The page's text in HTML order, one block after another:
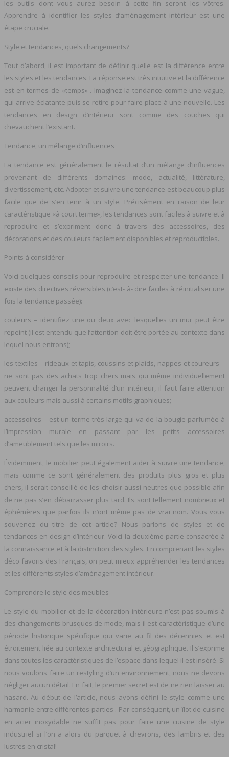
les outils dont vous aurez besoin à cette fin seront les vôtres.
Apprendre à identifier les styles d’aménagement intérieur est une
étape cruciale.
Style et tendances, quels changements?
Tout d’abord, il est important de définir quelle est la différence entre
les styles et les tendances. La réponse est très intuitive et la différence
est en termes de «temps» . Imaginez la tendance comme une vague,
qui arrive éclatante puis se retire pour faire place à une nouvelle. Les
tendances en design d’intérieur sont comme des couches qui
chevauchent l’existant.
Tendance, un mélange d’influences
La tendance est généralement le résultat d’un mélange d’influences
provenant de différents domaines: mode, actualité, littérature,
divertissement, etc. Adopter et suivre une tendance est beaucoup plus
facile que de s’en tenir à un style. Précisément en raison de leur
caractéristique «à court terme», les tendances sont faciles à suivre et à
reproduire et s’expriment donc à travers des accessoires, des
décorations et des couleurs facilement disponibles et reproductibles.
Points à considérer
Voici quelques conseils pour reproduire et respecter une tendance. Il
existe des directives réversibles (c’est- à- dire faciles à réinitialiser une
fois la tendance passée):
couleurs – identifiez une ou deux avec lesquelles un mur peut être
repeint (il est entendu que l’attention doit être portée au contexte dans
lequel nous entrons);
les textiles – rideaux et tapis, coussins et plaids, nappes et coureurs –
ne sont pas des achats trop chers mais qui même individuellement
peuvent changer la personnalité d’un intérieur, il faut faire attention
aux couleurs mais aussi à certains motifs graphiques;
accessoires – est un terme très large qui va de la bougie parfumée à
l’impression murale en passant par les petits accessoires
d’ameublement tels que les miroirs.
Évidemment, le mobilier peut également aider à suivre une tendance,
mais comme ce sont généralement des produits plus gros et plus
chers, il serait conseillé de les choisir aussi neutres que possible afin
de ne pas s’en débarrasser plus tard. Ils sont tellement nombreux et
éphémères que parfois ils n’ont même pas de vrai nom. Vous vous
souvenez du titre de cet article? Nous parlons de styles et de
tendances en design d’intérieur. Voici la deuxième partie consacrée à
la connaissance et à la distinction des styles. En comprenant les styles
déco favoris des Français, on peut mieux appréhender les tendances
et les différents styles d’aménagement intérieur.
Comprendre le style des meubles
Le style du mobilier et de la décoration intérieure n’est pas soumis à
des changements brusques de mode, mais il est caractéristique d’une
période historique spécifique qui varie au fil des décennies et est
étroitement liée au contexte architectural et géographique. Il s’exprime
dans toutes les caractéristiques de l’espace dans lequel il est inséré. Si
nous voulons faire un restyling d’un environnement, nous ne devons
négliger aucun détail. En fait, le premier secret est de ne rien laisser au
hasard. Au début de l’article, nous avons défini le style comme une
harmonie entre différentes parties . Par conséquent, un îlot de cuisine
en acier inoxydable ne suffit pas pour faire une cuisine de style
industriel si l’on a alors du parquet à chevrons, des lambris et des
lustres en cristal!